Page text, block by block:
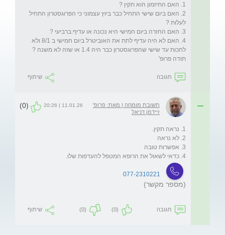
2. האם ביום שישי התחיל כבר ביוץ עצמוני כי הפרוגסטרון התחיל
4. האם לא היה עדיף לתת את האוביטרל ביום חמישי ב 8/1 ולא
תודה פרופ'
תגובה שיתוף
תשובת מומחה | מאת: פרופ'
זיידמן דניאל
11.01.26 | 20:26
(0)
4. כדאי לשאול את הרופא המטפל להעדפות שלו.
077-2310221
(מספר מקשר)
תגובה (0)
(0) שיתוף